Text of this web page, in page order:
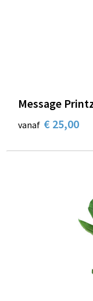
Message
vanaf € 25,00